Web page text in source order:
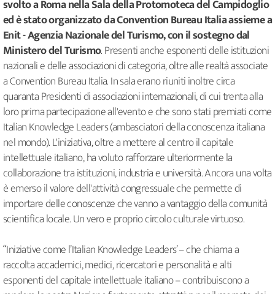
svolto a Roma nella Sala della Protomoteca del Campidoglio
ed è stato organizzato da Convention Bureau Italia assieme a
Enit - Agenzia Nazionale del Turismo, con il sostegno dal
Ministero del Turismo. Presenti anche esponenti delle istituzioni
nazionali e delle associazioni di categoria, oltre alle realtà associate
a Convention Bureau Italia. In sala erano riuniti inoltre circa
quaranta Presidenti di associazioni internazionali, di cui trenta alla
loro prima partecipazione all'evento e che sono stati premiati come
Italian Knowledge Leaders (ambasciatori della conoscenza italiana
nel mondo). L'iniziativa, oltre a mettere al centro il capitale
intellettuale italiano, ha voluto rafforzare ulteriormente la
collaborazione tra istituzioni, industria e università. Ancora una volta
è emerso il valore dell'attività congressuale che permette di
importare delle conoscenze che vanno a vantaggio della comunità
scientifica locale. Un vero e proprio circolo culturale virtuoso.
“Iniziative come l’Italian Knowledge Leaders’ – che chiama a
raccolta accademici, medici, ricercatori e personalità e alti
esponenti del capitale intellettuale italiano – contribuiscono a